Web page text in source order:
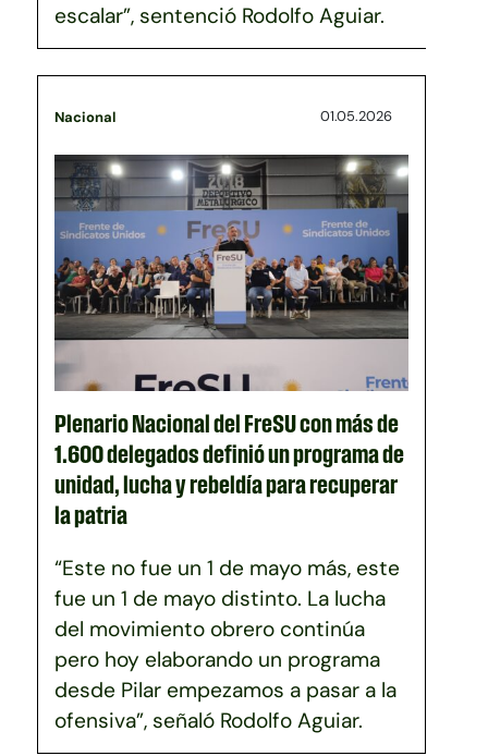
escalar”, sentenció Rodolfo Aguiar.
Nacional 01.05.2026
Plenario Nacional del FreSU con más de
1.600 delegados definió un programa de
unidad, lucha y rebeldía para recuperar
la patria
“Este no fue un 1 de mayo más, este
fue un 1 de mayo distinto. La lucha
del movimiento obrero continúa
pero hoy elaborando un programa
desde Pilar empezamos a pasar a la
ofensiva”, señaló Rodolfo Aguiar.